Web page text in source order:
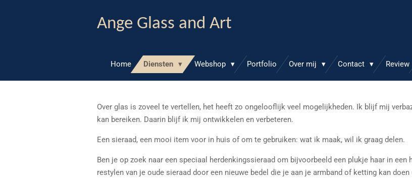
Ange Glass and Art
Home Diensten Webshop Portfolio Over mij Contact Review
Over glas is zoveel te vertellen, het heeft zo ongelooflijk veel mogelijkheden. Ik blijf mij
kan bereiken. Daarin blijf ik mij ontwikkelen en verbeteren.
Een sieraad, een mooi item voor in huis of om te gebruiken: wat ik maak, wil ik graag delen.
Ben je op zoek naar een speciaal herdenkingssieraad om bijvoorbeeld een plukje haar in
restylen van je oude sieraad door een nieuwe bedel die je aan je armband of ketting kan